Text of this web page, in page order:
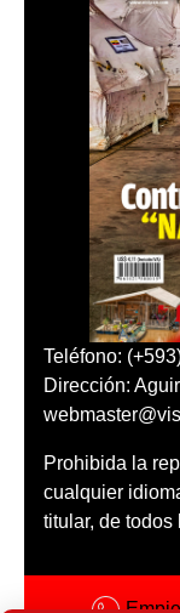
Teléfono:
Dirección:
Prohibida la
cualquier
titular, de